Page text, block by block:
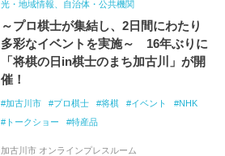
光・地域情報、自治体・公共機関
～プロ棋士が集結し、2日間にわたり
多彩なイベントを実施～ 16年ぶりに
「将棋の日in棋士のまち加古川」が開
催！
加古川市 プロ棋士 将棋 イベント
NHK
トークショー
特産品
加古川市 オンラインプレスルーム